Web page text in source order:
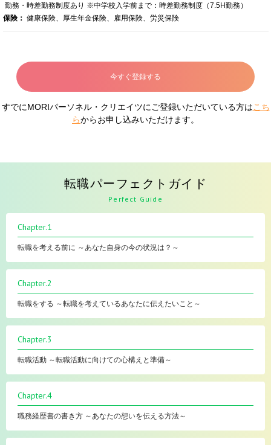
勤務・時差勤務制度あり ※中学校入学前まで：時差勤務制度（7.5H勤務）
保険： 健康保険、厚生年金保険、雇用保険、労災保険
今すぐ登録する
すでにMORIパーソネル・クリエイツにご登録いただいている方はこち
らからお申し込みいただけます。
転職パーフェクトガイド
Perfect Guide
Chapter.1
転職を考える前に ～あなた自身の今の状況は？～
Chapter.2
転職をする ～転職を考えているあなたに伝えたいこと～
Chapter.3
転職活動 ～転職活動に向けての心構えと準備～
Chapter.4
職務経歴書の書き方 ～あなたの想いを伝える方法～